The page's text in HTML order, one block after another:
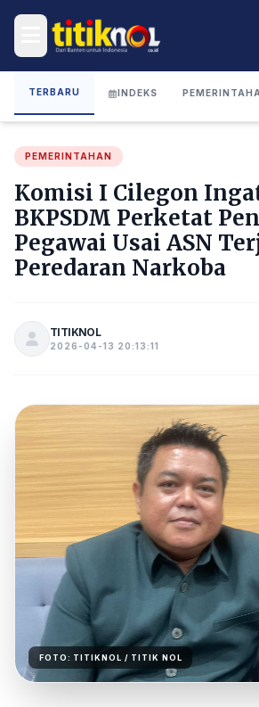
TERBARU INDEKS
PEMERINTAHAN
Komisi I Cilegon
BKPSDM Perketat
Pegawai Usai ASN
Peredaran Narkoba
TITIKNOL
2026-04-13 20:13:11
FOTO: TITIKNOL / TITIK NOL